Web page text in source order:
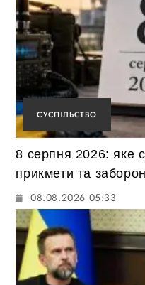
СУСПІЛЬСТВО
8 серпня 2026: яке
прикмети та
08.08.2026 05:33